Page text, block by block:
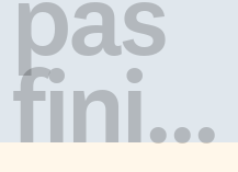
fini...